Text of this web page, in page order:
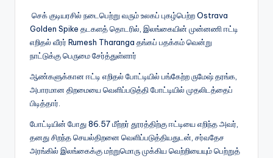
செக் குடியரசில் நடைபெற்று வரும் உலகப் புகழ்பெற்ற Ostrava
Golden Spike தடகளத் தொடரில், இலங்கையின் முன்னணி ஈட்டி
எறிதல் வீரர் Rumesh Tharanga தங்கப் பதக்கம் வென்று
நாட்டுக்கு பெருமை சேர்த்துள்ளார்
ஆண்களுக்கான ஈட்டி எறிதல் போட்டியில் பங்கேற்ற ருமேஷ் தரங்க,
அபாரமான திறமையை வெளிப்படுத்தி போட்டியில் முதலிடத்தைப்
பிடித்தார்.
போட்டியின் போது 86.57 மீற்றர் தூரத்திற்கு ஈட்டியை எறிந்த அவர்,
தனது சிறந்த செயல்திறனை வெளிப்படுத்தியதுடன், சர்வதேச
அரங்கில் இலங்கைக்கு மற்றுமொரு முக்கிய வெற்றியையும் பெற்றுத்